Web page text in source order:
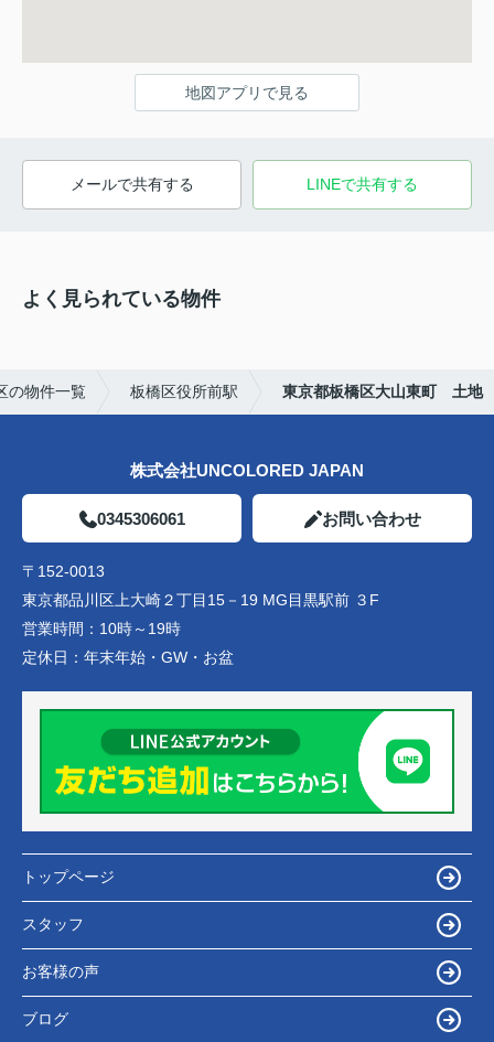
地図アプリで見る
メールで共有する LINEで共有する
よく見られている物件
の物件一覧 板橋区役所前駅 東京都板橋区大山東町 土地
株式会社UNCOLORED JAPAN
0345306061 お問い合わせ
〒152-0013
東京都品川区上大崎２丁目15－19 MG目黒駅前 ３F
営業時間： 10時～19時
定休日： 年末年始・GW・お盆
トップページ
スタッフ
お客様の声
ブログ